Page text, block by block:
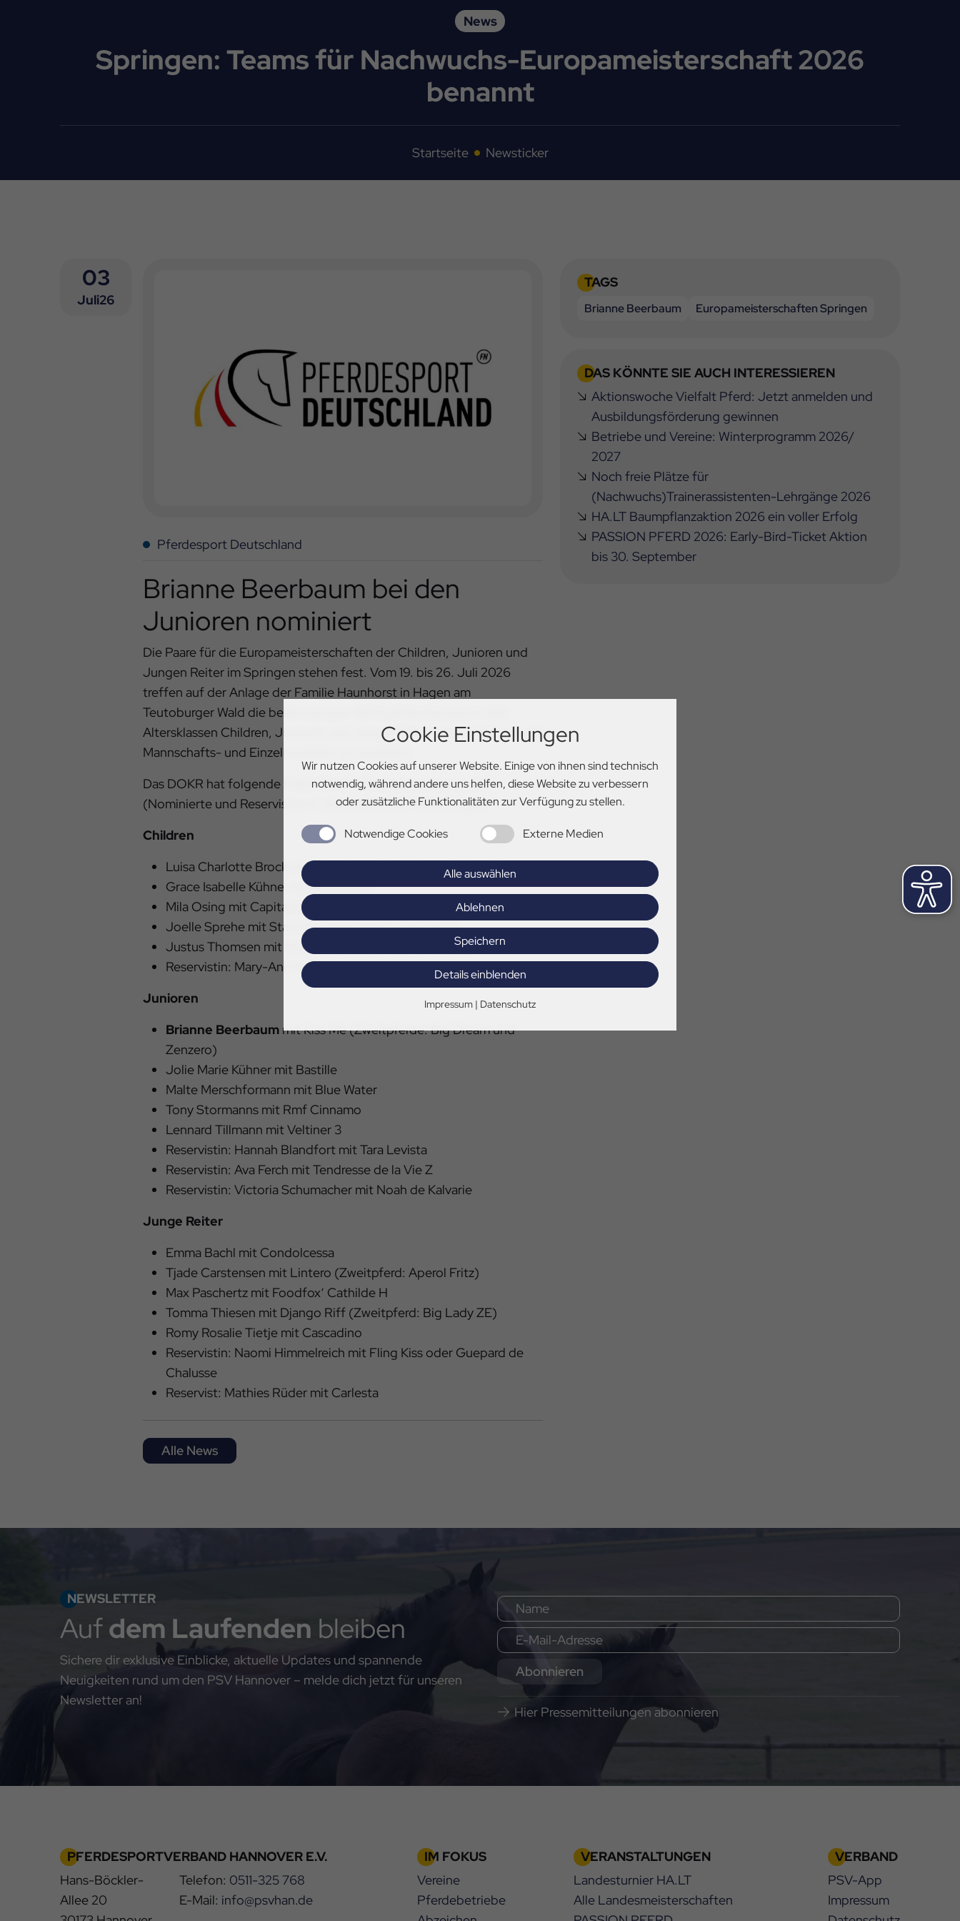
Cookie Einstellungen
Wir nutzen Cookies auf unserer Website. Einige von ihnen sind technisch
notwendig, während andere uns helfen, diese Website zu verbessern
oder zusätzliche Funktionalitäten zur Verfügung zu stellen.
Notwendige Cookies Externe Medien
Alle auswählen
Ablehnen
Speichern
Details einblenden
Impressum | Datenschutz
News
Springen: Teams für Nachwuchs-Europameisterschaft 2026
benannt
Startseite Newsticker
03
Juli26
Pferdesport Deutschland
Brianne Beerbaum bei den
Junioren nominiert
Die Paare für die Europameisterschaften der Children, Junioren und
Jungen Reiter im Springen stehen fest. Vom 19. bis 26. Juli 2026
treffen auf der Anlage der Familie Haunhorst in Hagen am
Teutoburger Wald die besten jungen Springreiter Europas in den
Altersklassen Children, Junioren und Junge Reiter aufeinander, um die
Mannschafts- und Einzelmedaillen zu vergeben.
Das DOKR hat folgende Paare für das Championat benannt
(Nominierte und Reservisten in alphabetischer Reihenfolge):
Children
Luisa Charlotte Brocks mit Cordijana (Zweitpferd: Dybala Z)
Grace Isabelle Kühner mit Rassina-M
Mila Osing mit Capitaine (Zweitpferd: Armani Code)
Joelle Sprehe mit Starlinda (Zweitpferd: Con Gold)
Justus Thomsen mit Clooney (Zweitpferd: Colombo)
Reservistin: Mary-Ann Hollenbach mit Falitha Sheila
Junioren
Brianne Beerbaum mit Kiss Me (Zweitpferde: Big Dream und
Zenzero)
Jolie Marie Kühner mit Bastille
Malte Merschformann mit Blue Water
Tony Stormanns mit Rmf Cinnamo
Lennard Tillmann mit Veltiner 3
Reservistin: Hannah Blandfort mit Tara Levista
Reservistin: Ava Ferch mit Tendresse de la Vie Z
Reservistin: Victoria Schumacher mit Noah de Kalvarie
Junge Reiter
Emma Bachl mit Condolcessa
Tjade Carstensen mit Lintero (Zweitpferd: Aperol Fritz)
Max Paschertz mit Foodfox‘ Cathilde H
Tomma Thiesen mit Django Riff (Zweitpferd: Big Lady ZE)
Romy Rosalie Tietje mit Cascadino
Reservistin: Naomi Himmelreich mit Fling Kiss oder Guepard de
Chalusse
Reservist: Mathies Rüder mit Carlesta
Alle News
TAGS
Brianne Beerbaum Europameisterschaften Springen
DAS KÖNNTE SIE AUCH INTERESSIEREN
Aktionswoche Vielfalt Pferd: Jetzt anmelden und
Ausbildungsförderung gewinnen
Betriebe und Vereine: Winterprogramm 2026/
2027
Noch freie Plätze für
(Nachwuchs)Trainerassistenten-Lehrgänge 2026
HA.LT Baumpflanzaktion 2026 ein voller Erfolg
PASSION PFERD 2026: Early-Bird-Ticket Aktion
bis 30. September
NEWSLETTER
Aufdem Laufenden bleiben
Sichere dir exklusive Einblicke, aktuelle Updates und spannende
Neuigkeiten rund um den PSV Hannover – melde dich jetzt für unseren
Newsletter an!
Abonnieren
Hier Pressemitteilungen abonnieren
PFERDESPORTVERBAND HANNOVER E.V.
Hans-Böckler-
Allee 20
Telefon: 0511-325 768
E-Mail: info@psvhan.de
IM FOKUS
Vereine
Pferdebetriebe
VERANSTALTUNGEN
Landesturnier HA.LT
Alle Landesmeisterschaften
VERBAND
PSV-App
Impressum